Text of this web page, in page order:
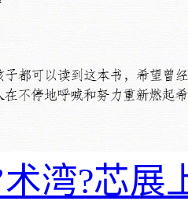
术湾?芯